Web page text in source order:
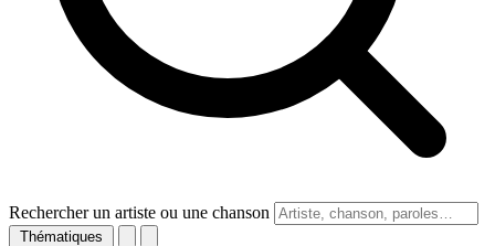
Rechercher un artiste ou une chanson
Thématiques